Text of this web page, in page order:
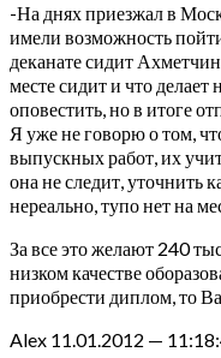
-На днях приезжал в
имели возможность
деканате сидит
месте сидит и что
оповестить, но в итоге
Я уже не говорю о том,
выпускных работ, их
она не следит, уточнить
нереально, тупо нет на
За все это желают 240
низком качестве
приобрести диплом, то
Alex 11.01.2012 —